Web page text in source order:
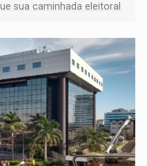
sua caminhada eleitoral